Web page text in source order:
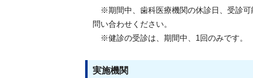
※期間中、歯科医療機関の休診日、受診可
問い合わせください。
※健診の受診は、期間中、1回のみです。
実施機関